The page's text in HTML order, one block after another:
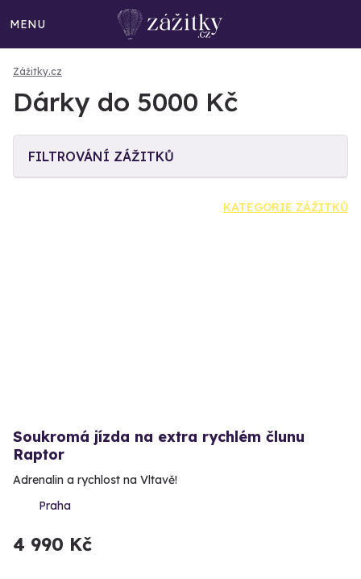
MENU
Zážitky.cz
Dárky do 5000 Kč
FILTROVÁNÍ ZÁŽITKŮ
KATEGORIE ZÁŽITKŮ
Soukromá jízda na extra rychlém člunu
Raptor
Adrenalin a rychlost na Vltavě!
Praha
4 990 Kč